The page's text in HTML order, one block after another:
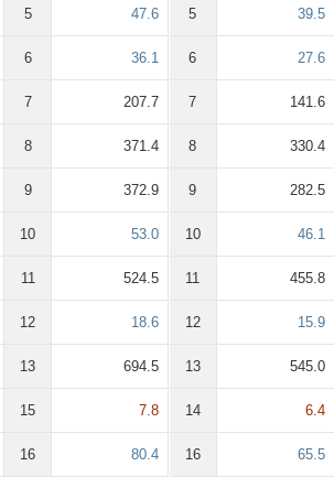
5 47.6
6 36.1
7 207.7
8 371.4
9 372.9
10 53.0
11 524.5
12 18.6
13 694.5
15 7.8
16 80.4
5 39.5
6 27.6
7 141.6
8 330.4
9 282.5
10 46.1
11 455.8
12 15.9
13 545.0
14 6.4
16 65.5